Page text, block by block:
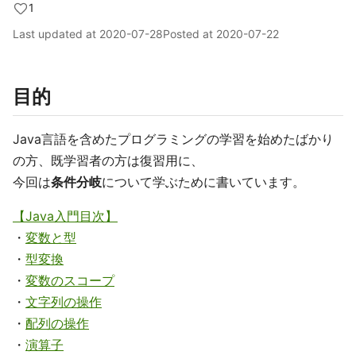
1
Last updated at 2020-07-28Posted at 2020-07-22
目的
Java言語を含めたプログラミングの学習を始めたばかり
の方、既学習者の方は復習用に、
今回は条件分岐について学ぶために書いています。
【Java入門目次】
・ 変数と型
・ 型変換
・ 変数のスコープ
・ 文字列の操作
・ 配列の操作
・ 演算子